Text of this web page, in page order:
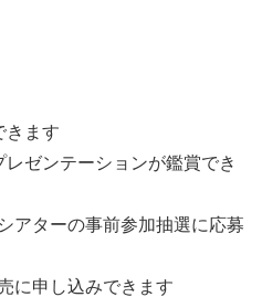
きます
レゼンテーションが鑑賞でき
アターの事前参加抽選に応募
に申し込みできます